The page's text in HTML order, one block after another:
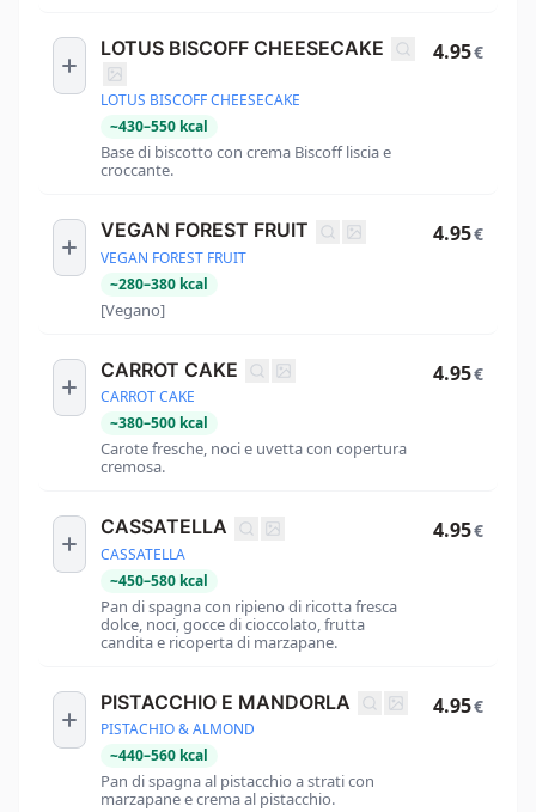
LOTUS BISCOFF CHEESECAKE
LOTUS BISCOFF CHEESECAKE
~430–550 kcal
Base di biscotto con crema Biscoff liscia e
croccante.
4.95€
VEGAN FOREST FRUIT
VEGAN FOREST FRUIT
~280–380 kcal
[Vegano]
4.95€
CARROT CAKE
CARROT CAKE
~380–500 kcal
Carote fresche, noci e uvetta con copertura
cremosa.
4.95€
CASSATELLA
CASSATELLA
~450–580 kcal
Pan di spagna con ripieno di ricotta fresca
dolce, noci, gocce di cioccolato, frutta
candita e ricoperta di marzapane.
4.95€
PISTACCHIO E MANDORLA
PISTACHIO & ALMOND
~440–560 kcal
Pan di spagna al pistacchio a strati con
marzapane e crema al pistacchio.
4.95€